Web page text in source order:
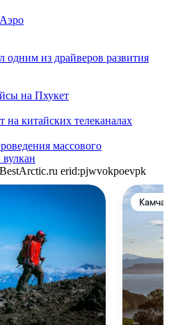
одним из драйверов развития
на Пхукет
китайских телеканалах
массового
erid:pjwvokpoevpk